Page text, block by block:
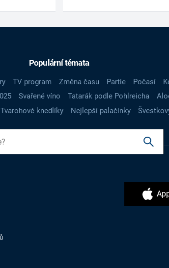
Populární témata
TV program Změna času Partie Počasí
Svařené víno Tatarák podle Pohlreicha
Tvarohové knedlíky Nejlepší palačinky